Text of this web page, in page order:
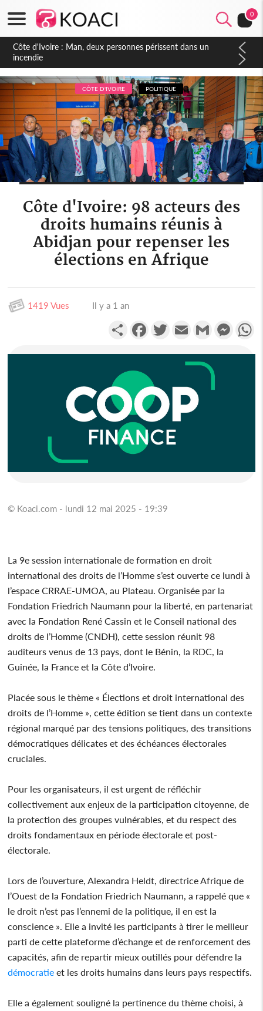
0
Côte d'Ivoire : Séileu, la célébration de la fête nationale
transformée en vaste campagne contre les produits
dépigmentants dangereux
CÔTE D'IVOIRE POLITIQUE
Côte d'Ivoire: 98 acteurs des
droits humains réunis à
Abidjan pour repenser les
élections en Afrique
1419 Vues Il y a 1 an
PartagerFacebookTwitterEmail Gmail
© Koaci.com - lundi 12 mai 2025 - 19:39
La 9e session internationale de formation en droit
international des droits de l’Homme s’est ouverte ce lundi à
l’espace CRRAE-UMOA, au Plateau. Organisée par la
Fondation Friedrich Naumann pour la liberté, en partenariat
avec la Fondation René Cassin et le Conseil national des
droits de l’Homme (CNDH), cette session réunit 98
auditeurs venus de 13 pays, dont le Bénin, la RDC, la
Guinée, la France et la Côte d’Ivoire.
Placée sous le thème « Élections et droit international des
droits de l’Homme », cette édition se tient dans un contexte
régional marqué par des tensions politiques, des transitions
démocratiques délicates et des échéances électorales
cruciales.
Pour les organisateurs, il est urgent de réfléchir
collectivement aux enjeux de la participation citoyenne, de
la protection des groupes vulnérables, et du respect des
droits fondamentaux en période électorale et post-
électorale.
Lors de l’ouverture, Alexandra Heldt, directrice Afrique de
l’Ouest de la Fondation Friedrich Naumann, a rappelé que «
le droit n’est pas l’ennemi de la politique, il en est la
conscience ». Elle a invité les participants à tirer le meilleur
parti de cette plateforme d’échange et de renforcement des
capacités, afin de repartir mieux outillés pour défendre la
démocratie et les droits humains dans leurs pays respectifs.
Elle a également souligné la pertinence du thème choisi, à